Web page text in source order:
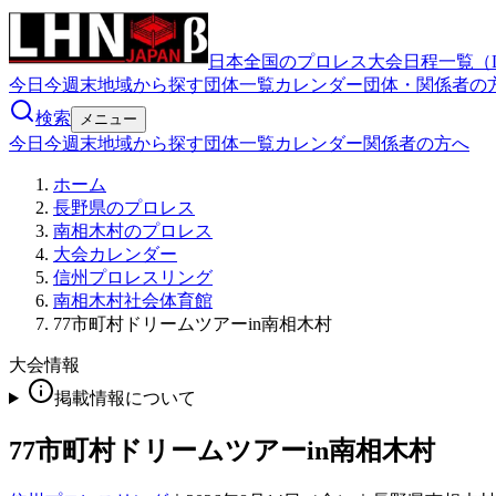
日本全国のプロレス大会日程一覧（
今日 今週末地域から探す団体一覧カレンダー団体・関係者の
検索
メニュー
今日 今週末地域から探す団体一覧カレンダー関係者の方へ
ホーム
長野県のプロレス
南相木村のプロレス
大会カレンダー
信州プロレスリング
南相木村社会体育館
77市町村ドリームツアーin南相木村
大会情報
掲載情報について
77市町村ドリームツアーin南相木村